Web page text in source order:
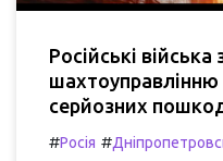
Російські
серйозних
#Росія #